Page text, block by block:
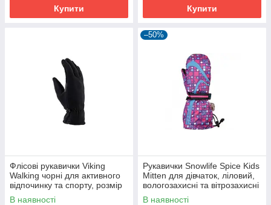
Купити Купити
Флісові рукавички Viking
Walking чорні для активного
відпочинку та спорту, розмір
універсальний
В наявності
–50%
Рукавички Snowlife Spice Kids
Mitten для дівчаток, ліловий,
вологозахисні та вітрозахисні
В наявності